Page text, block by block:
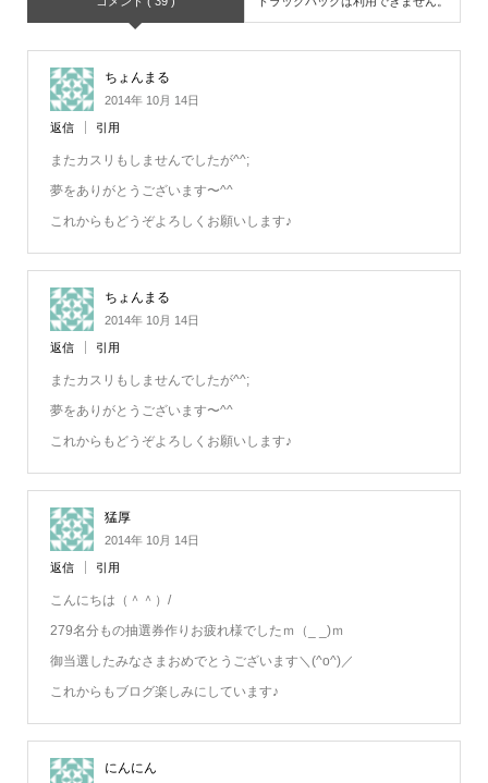
ちょんまる
2014年 10月 14日
返信 引用
またカスリもしませんでしたが^^;
夢をありがとうございます〜^^
これからもどうぞよろしくお願いします♪
ちょんまる
2014年 10月 14日
返信 引用
またカスリもしませんでしたが^^;
夢をありがとうございます〜^^
これからもどうぞよろしくお願いします♪
猛厚
2014年 10月 14日
返信 引用
こんにちは（＾＾）/
279名分もの抽選券作りお疲れ様でしたｍ（_ _)ｍ
御当選したみなさまおめでとうございます＼(^o^)／
これからもブログ楽しみにしています♪
にんにん